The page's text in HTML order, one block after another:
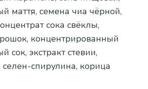
маття, семена чиа чёрной,
сока свёклы,
концентрированный
сок, экстракт стевии,
спирулина, корица